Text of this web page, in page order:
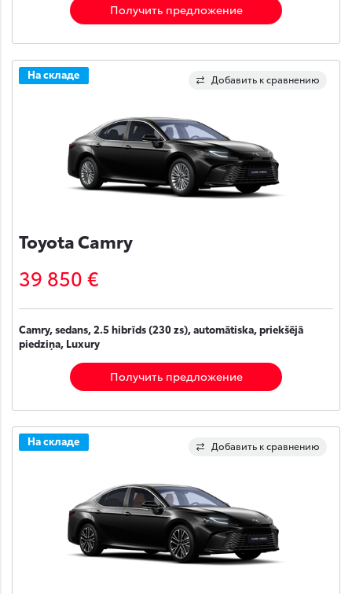
Получить предложение
Добавить к сравнению
На складе
Toyota Camry
39 850 €
Camry, sedans, 2.5 hibrīds (230 zs), automātiska, priekšējā
piedziņa, Luxury
Получить предложение
Добавить к сравнению
На складе